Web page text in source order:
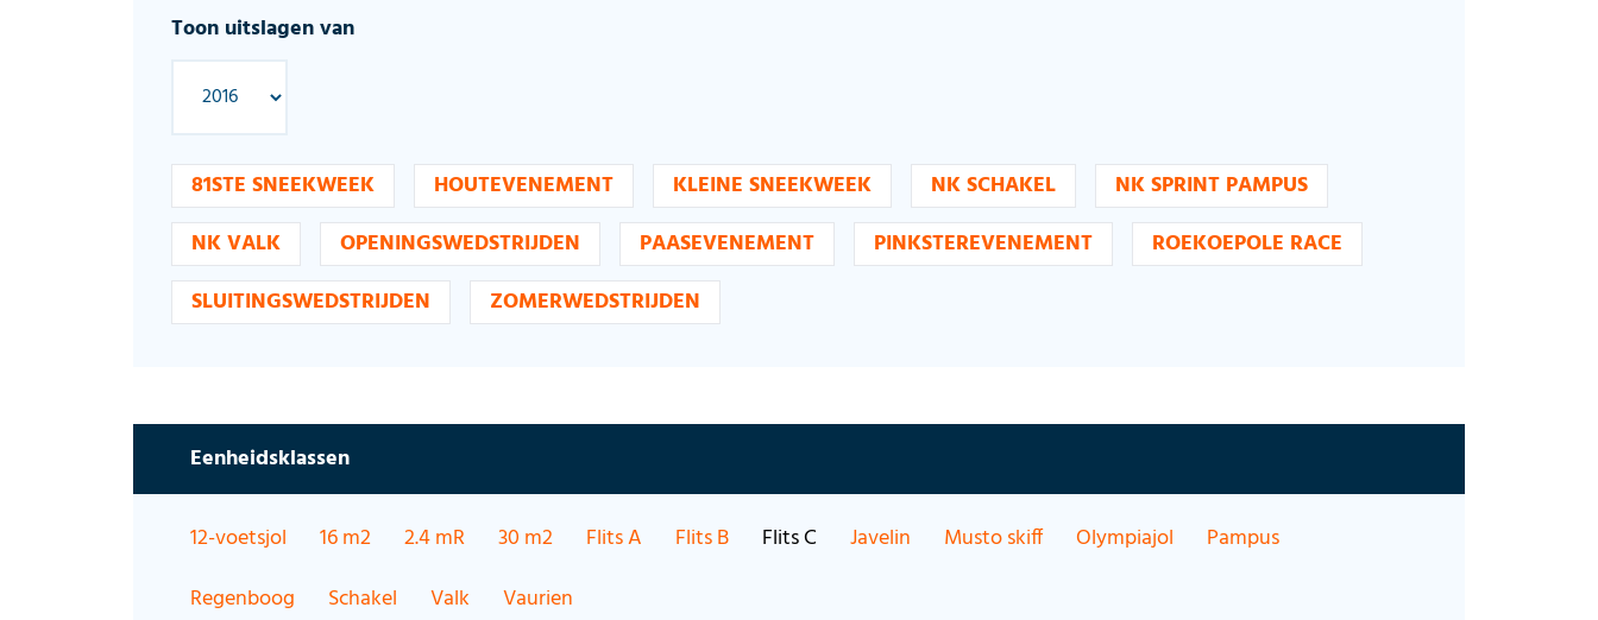
Toon uitslagen van
81STE SNEEKWEEK HOUTEVENEMENT KLEINE SNEEKWEEK NK SCHAKEL
NK SPRINT PAMPUS
NK VALK
OPENINGSWEDSTRIJDEN PAASEVENEMENT PINKSTEREVENEMENT
ROEKOEPOLE RACE
SLUITINGSWEDSTRIJDEN
ZOMERWEDSTRIJDEN
Eenheidsklassen
12-voetsjol 16 m2 2.4 mR 30 m2 Flits A Flits B Flits C Javelin Musto skiff Olympiajol
Pampus
Regenboog
Schakel Valk Vaurien